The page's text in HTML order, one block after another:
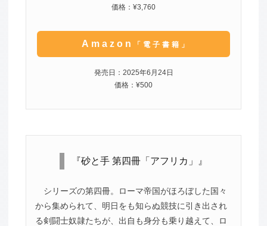
価格：¥3,760
Amazon 「電子書籍」
発売日：2025年6月24日
価格：¥500
『砂と手 第四冊「アフリカ」』
シリーズの第四冊。ローマ帝国がほろぼした国々
から集められて、明日をも知らぬ競技に引き出され
る剣闘士奴隷たちが、出自も身分も乗り越えて、ロ